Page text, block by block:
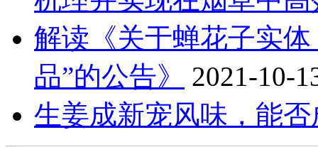
解读《关于蝉花子实
品”的公告》
2021-10-
生姜成新宠风味，能